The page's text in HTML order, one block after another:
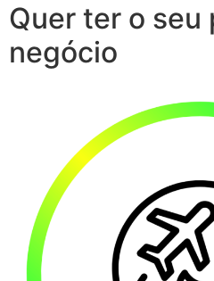
Quer ter o seu
negócio